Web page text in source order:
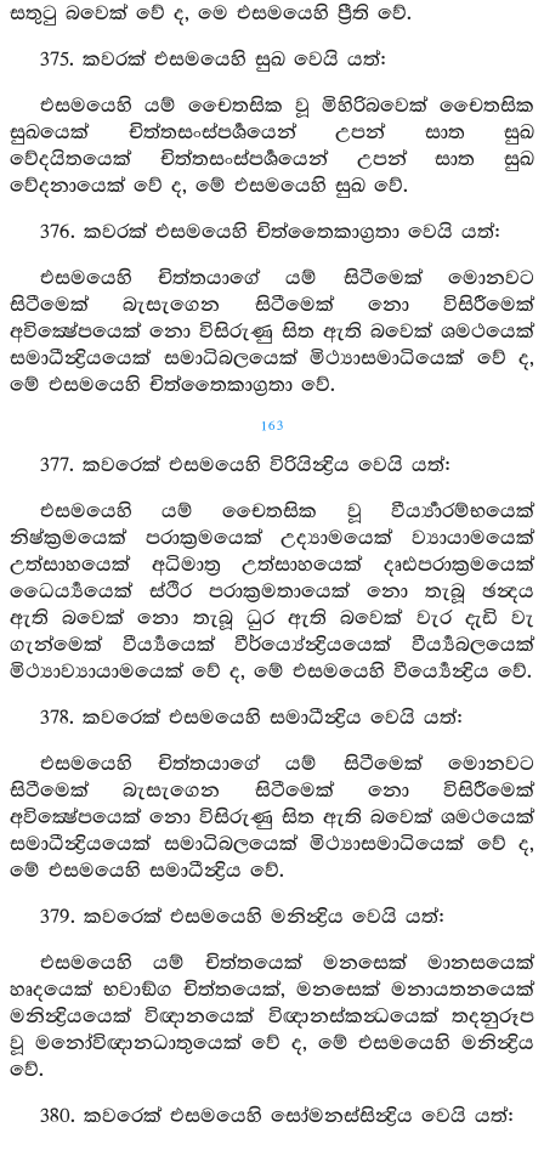
සතුටු බවෙක් වේ ද, මෙ එසමයෙහි ප්‍රීති වේ.
375. කවරක් එසමයෙහි සුඛ වෙයි යත්:
එසමයෙහි යම් චෛතසික වූ මිහිරිබවෙක් චෛතසික
සුඛයෙක් චිත්තසංස්පර්‍ශයෙන් උපන් සාත සුඛ
වේදයිතයෙක් චිත්තසංස්පර්‍ශයෙන් උපන් සාත සුඛ
වේදනායෙක් වේ ද, මේ එසමයෙහි සුඛ වේ.
376. කවරක් එසමයෙහි චිත්තෛකාග්‍රතා වෙයි යත්:
එසමයෙහි චිත්තයාගේ යම් සිටීමෙක් මොනවට
සිටීමෙක් බැසැගෙන සිටීමෙක් නො විසිරීමෙක්
අවික්‍ෂේපයෙක් නො විසිරුණු සිත ඇති බවෙක් ශමථයෙක්
සමාධීන්‍ද්‍රියයෙක් සමාධිබලයෙක් මිථ්‍යාසමාධියෙක් වේ ද,
මේ එසමයෙහි චිත්තෛකාග්‍රතා වේ.
163
377. කවරෙක් එසමයෙහි විරියින්‍ද්‍රිය වෙයි යත්:
එසමයෙහි යම් චෛතසික වූ වීර්‍ය්‍යාරම්භයෙක්
නිෂ්ක්‍රමයෙක් පරාක්‍රමයෙක් උද්‍යාමයෙක් ව්‍යායාමයෙක්
උත්සාහයෙක් අධිමාත්‍ර උත්සාහයෙක් දෘඪපරාක්‍රමයෙක්
ධෛර්‍ය්‍යයෙක් ස්ථිර පරාක්‍රමතායෙක් නො තැබූ ඡන්‍දය
ඇති බවෙක් නො තැබූ ධුර ඇති බවෙක් වැර දැඩි වැ
ගැන්මෙක් වීර්‍ය්‍යයෙක් වීර්ය්‍යේන්‍ද්‍රියයෙක් වීර්‍ය්‍යබලයෙක්
මිථ්‍යාව්‍යායාමයෙක් වේ ද, මේ එසමයෙහි වීර්‍ය්‍යෙන්‍ද්‍රිය වේ.
378. කවරෙක් එසමයෙහි සමාධීන්‍ද්‍රිය වෙයි යත්:
එසමයෙහි චිත්තයාගේ යම් සිටීමෙක් මොනවට
සිටීමෙක් බැසැගෙන සිටීමෙක් නො විසිරීමෙක්
අවික්‍ෂේපයෙක් නො විසිරුණු සිත ඇති බවෙක් ශමථයෙක්
සමාධීන්‍ද්‍රියයෙක් සමාධිබලයෙක් මිථ්‍යාසමාධියෙක් වේ ද,
මේ එසමයෙහි සමාධීන්‍ද්‍රිය වේ.
379. කවරෙක් එසමයෙහි මනින්‍ද්‍රිය වෙයි යත්:
එසමයෙහි යම් චිත්තයෙක් මනසෙක් මානසයෙක්
හෘදයෙක් භවාඞ්ග චිත්තයෙක්, මනසෙක් මනායතනයෙක්
මනින්‍ද්‍රියයෙක් විඥානයෙක් විඥානස්කන්‍ධයෙක් තදනුරූප
වූ මනෝවිඥානධාතුයෙක් වේ ද, මේ එසමයෙහි මනින්‍ද්‍රිය
වේ.
380. කවරෙක් එසමයෙහි සෝමනස්සින්‍ද්‍රිය වෙයි යත්: